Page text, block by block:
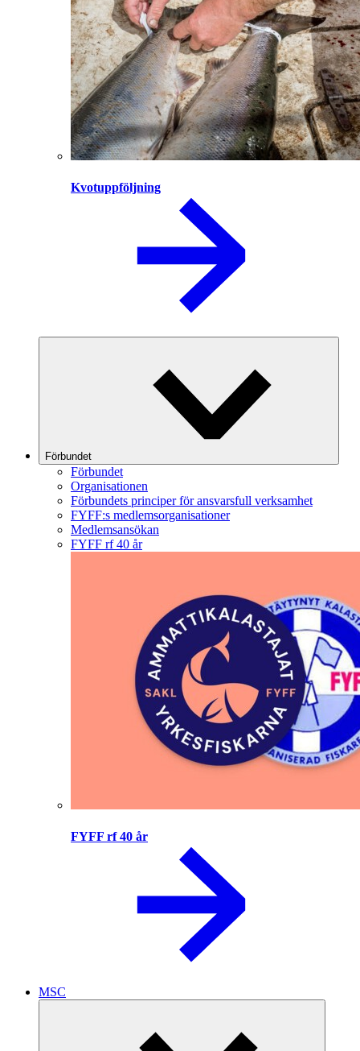
Kvotuppföljning
Förbundet
Förbundet
Organisationen
Förbundets principer för ansvarsfull verksamhet
FYFF:s medlemsorganisationer
Medlemsansökan
FYFF rf 40 år
FYFF rf 40 år
MSC